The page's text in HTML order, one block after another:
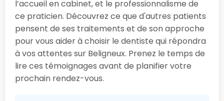
l’accueil en cabinet, et le professionnalisme de
ce praticien. Découvrez ce que d'autres patients
pensent de ses traitements et de son approche
pour vous aider à choisir le dentiste qui répondra
à vos attentes sur Beligneux. Prenez le temps de
lire ces témoignages avant de planifier votre
prochain rendez-vous.